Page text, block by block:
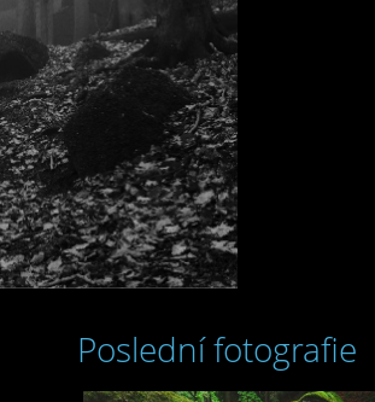
Poslední fotografie